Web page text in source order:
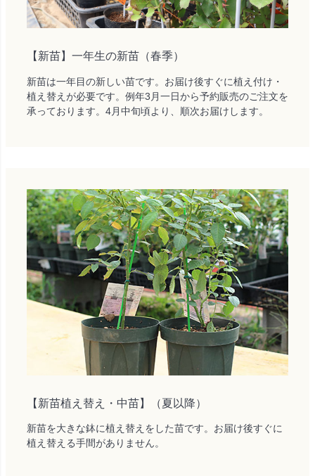
【新苗】一年生の新苗（春季）
新苗は一年目の新しい苗です。お届け後すぐに植え付け・
植え替えが必要です。例年3月一日から予約販売のご注文を
承っております。4月中旬頃より、順次お届けします。
【新苗植え替え・中苗】（夏以降）
新苗を大きな鉢に植え替えをした苗です。お届け後すぐに
植え替える手間がありません。